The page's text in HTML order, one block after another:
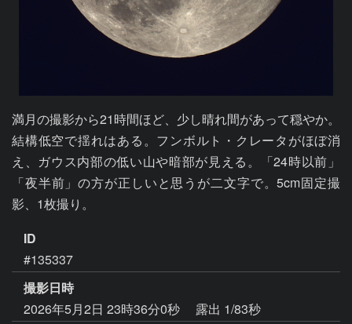
満月の撮影から21時間ほど、少し晴れ間があって穏やか。
結構低空で揺れはある。フンボルト・クレータがほぼ消
え、ガウス内部の低い山や暗部が見える。「24時以前」
「夜半前」の方が正しいと思うが二文字で。5cm固定撮
影、1枚撮り。
ID
#135337
撮影日時
2026年5月2日 23時36分0秒
露出 1/83秒